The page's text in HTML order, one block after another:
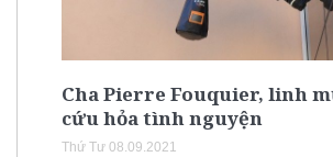
Cha Pierre Fouquier, linh
cứu hỏa tình nguyện
Thứ Tư 08.09.2021